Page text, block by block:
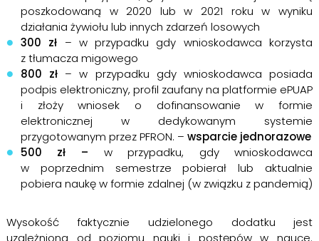
poszkodowaną w 2020 lub w 2021 roku w wyniku
działania żywiołu lub innych zdarzeń losowych
300 zł – w przypadku gdy wnioskodawca korzysta
z tłumacza migowego
800 zł – w przypadku gdy wnioskodawca posiada
podpis elektroniczny, profil zaufany na platformie ePUAP
i złoży wniosek o dofinansowanie w formie
elektronicznej w dedykowanym systemie
przygotowanym przez PFRON. – wsparcie jednorazowe
500 zł – w przypadku, gdy wnioskodawca
w poprzednim semestrze pobierał lub aktualnie
pobiera naukę w formie zdalnej (w związku z pandemią)
Wysokość faktycznie udzielonego dodatku jest
uzależniona od poziomu nauki i postępów w nauce.